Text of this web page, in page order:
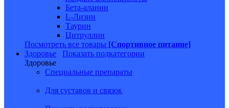
Бета-аланин
L-Лизин
Таурин
Цитруллин
Посмотреть все товары [Спортивное питание]
Здоровье
Показать подкатегории
Здоровье
Специальные препараты
Для суставов и связок